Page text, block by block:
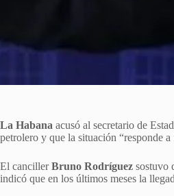
La Habana acusó al secretario de
petrolero y que la situación “responde a
El cancillerBruno Rodríguez sostuvo
indicó que en los últimos meses la